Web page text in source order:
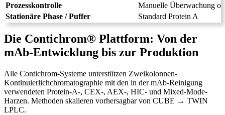
Prozesskontrolle
Manuelle Überwachung
Stationäre Phase / Puffer
Standard Protein A
Die Contichrom® Plattform: Von der
mAb-Entwicklung bis zur Produktion
Alle Contichrom-Systeme unterstützen Zweikolonnen-
Kontinuierlichchromatographie mit den in der mAb-Reinigung
verwendeten Protein-A-, CEX-, AEX-, HIC- und Mixed-Mode-
Harzen. Methoden skalieren vorhersagbar von CUBE → TWIN
LPLC.